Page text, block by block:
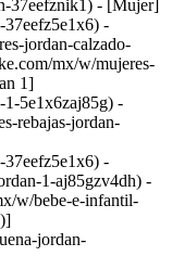
37eefznik1) - [Mujer]
-
jordan-calzado-
mx/w/mujeres-
1]
5e1x6zaj85g) -
rebajas-jordan-
-
1-aj85gzv4dh) -
w/bebe-e-infantil-
jordan-